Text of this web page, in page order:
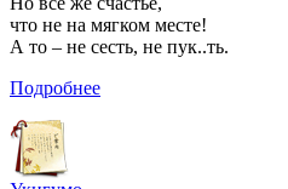
что не на мягком месте!
А то – не сесть, не пук..ть.
Подробнее